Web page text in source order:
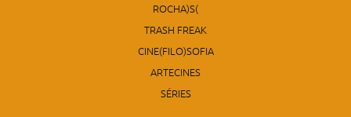
ROCHA)S(
TRASH FREAK
CINE(FILO)SOFIA
ARTECINES
SÉRIES